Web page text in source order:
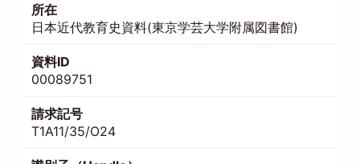
所在
日本近代教育史資料(東京学芸大学附属図書館)
資料ID
00089751
請求記号
T1A11/35/O24